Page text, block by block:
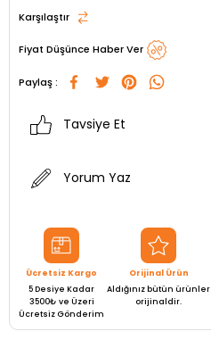
Karşılaştır
Fiyat Düşünce Haber Ver
Paylaş :
Tavsiye Et
Yorum Yaz
Ücretsiz Kargo
5 Desiye Kadar
3500₺ ve Üzeri
Ücretsiz Gönderim
Orijinal Ürün
Aldığınız bütün ürünler
orijinaldir.